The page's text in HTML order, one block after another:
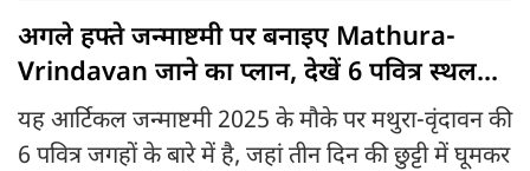
अगले हफ्ते जन्माष्टमी पर बनाइए Mathura-
Vrindavan जाने का प्लान, देखें 6 पवित्र स्थल...
यह आर्टिकल जन्माष्टमी 2025 के मौके पर मथुरा-वृंदावन की
6 पवित्र जगहों के बारे में है, जहां तीन दिन की छुट्टी में घूमकर